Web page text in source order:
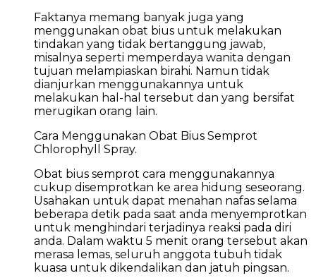
Faktanya memang banyak juga yang
menggunakan obat bius untuk melakukan
tindakan yang tidak bertanggung jawab,
misalnya seperti memperdaya wanita dengan
tujuan melampiaskan birahi. Namun tidak
dianjurkan menggunakannya untuk
melakukan hal-hal tersebut dan yang bersifat
merugikan orang lain.
Cara Menggunakan Obat Bius Semprot
Chlorophyll Spray.
Obat bius semprot cara menggunakannya
cukup disemprotkan ke area hidung seseorang.
Usahakan untuk dapat menahan nafas selama
beberapa detik pada saat anda menyemprotkan
untuk menghindari terjadinya reaksi pada diri
anda. Dalam waktu 5 menit orang tersebut akan
merasa lemas, seluruh anggota tubuh tidak
kuasa untuk dikendalikan dan jatuh pingsan.